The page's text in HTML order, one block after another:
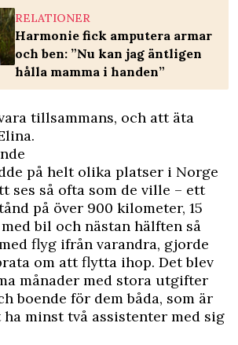
RELATIONER
Harmonie fick amputera armar
och ben: ”Nu kan jag äntligen
hålla mamma i handen”
tillsammans, och att äta
på helt olika platser i Norge
ses så ofta som de ville – ett
på över 900 kilometer, 15
bil och nästan hälften så
flyg ifrån varandra, gjorde
om att flytta ihop. Det blev
månader med stora utgifter
boende för dem båda, som är
ha minst två assistenter med sig